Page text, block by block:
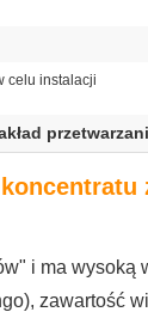
celu instalacji
i ma wysoką
zawartość